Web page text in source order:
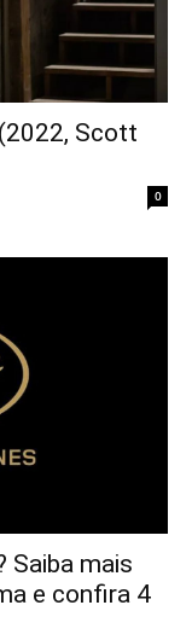
Scott
0
Saiba mais
e confira 4